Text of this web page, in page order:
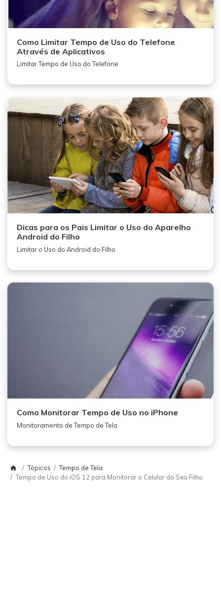
Como Limitar Tempo de Uso do Telefone
Através de Aplicativos
Limitar Tempo de Uso do Telefone
Dicas para os Pais Limitar o Uso do Aparelho
Android do Filho
Limitar o Uso do Android do Filho
Como Monitorar Tempo de Uso no iPhone
Monitoramento de Tempo de Tela
Tópicos
Tempo de Tela
Tempo de Uso do iOS 12 para Monitorar o Celular do Seu Filho